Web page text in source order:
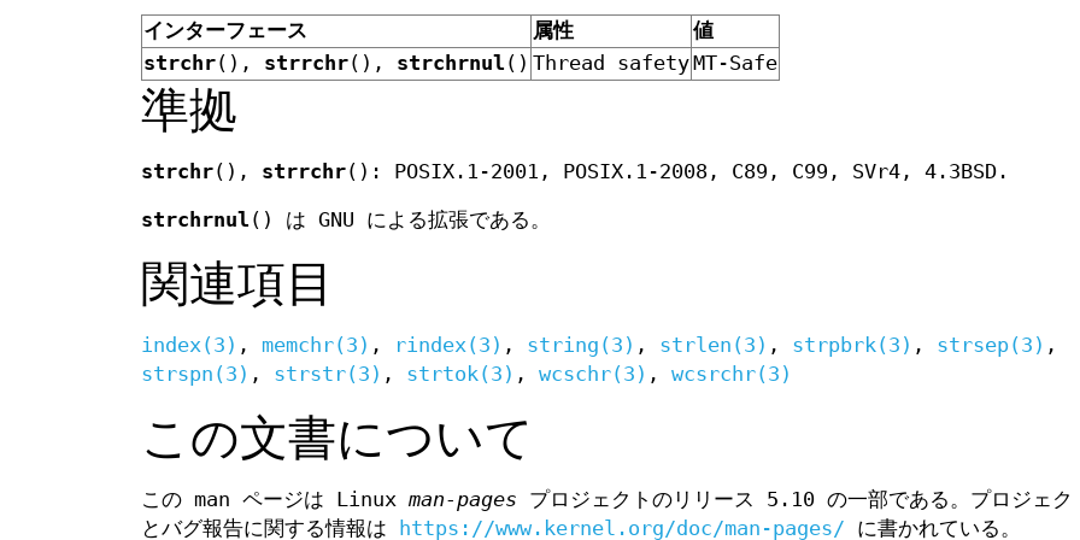
インターフェース 属性
値
strchr(), strrchr(), strchrnul () Thread safety MT-Safe
準拠
strchr(), strrchr(): POSIX.1-2001, POSIX.1-2008, C89, C99, SVr4, 4.3BSD.
strchrnul () は GNU による拡張である。
関連項目
index(3) , memchr(3) , rindex(3) , string(3) , strlen(3) , strpbrk(3) , strsep(3) ,
strspn(3) , strstr(3) , strtok(3) , wcschr(3) , wcsrchr(3)
この文書について
この man ページは Linux man-pages プロジェクトのリリース 5.10 の一部である。プロジェク
とバグ報告に関する情報は
https://www.kernel.org/doc/man-pages/ に書かれている。